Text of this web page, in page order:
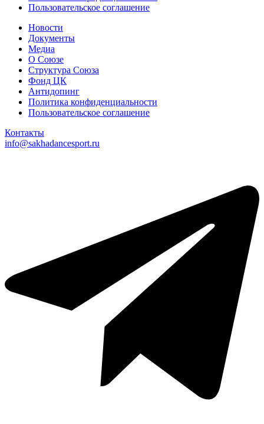
Пользовательское соглашение
Новости
Документы
Медиа
О Союзе
Структура Союза
Фонд ЦК
Антидопинг
Политика конфиденциальности
Пользовательское соглашение
Контакты
info@sakhadancesport.ru